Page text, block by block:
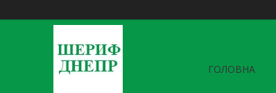
ГОЛОВНА